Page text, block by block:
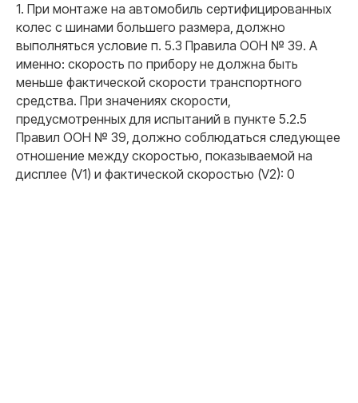
1. При монтаже на автомобиль сертифицированных
колес с шинами большего размера, должно
выполняться условие п. 5.3 Правила ООН № 39. А
именно: скорость по прибору не должна быть
меньше фактической скорости транспортного
средства. При значениях скорости,
предусмотренных для испытаний в пункте 5.2.5
Правил ООН № 39, должно соблюдаться следующее
отношение между скоростью, показываемой на
дисплее (V1) и фактической скоростью (V2): 0